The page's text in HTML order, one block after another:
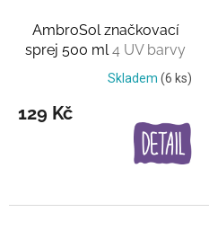
AmbroSol značkovací
sprej 500 ml4 UV barvy
Skladem (6 ks)
129 Kč